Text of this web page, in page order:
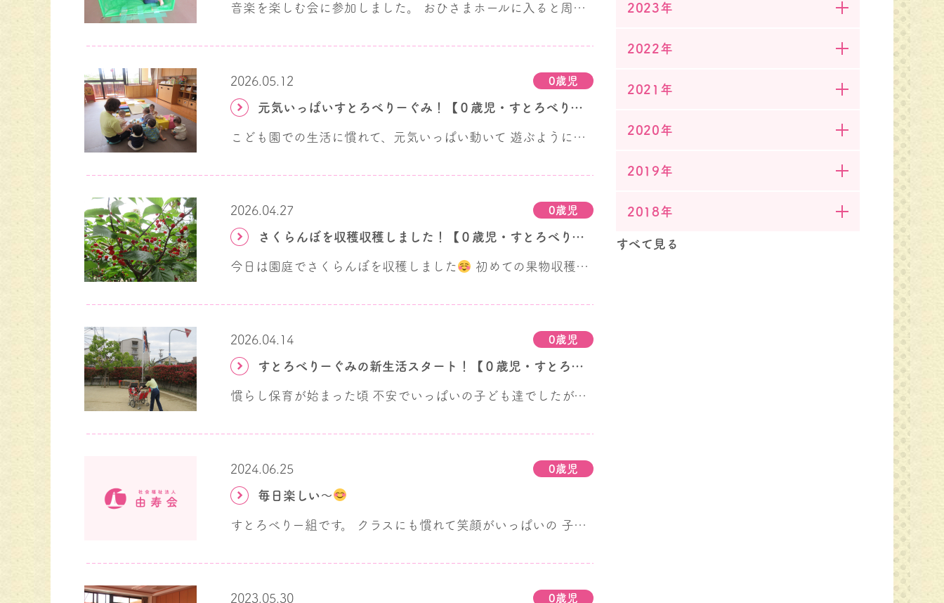
音楽を楽しむ会に参加しました。 おひさまホールに入ると周りをキョロキョロ、 色んなところが気になる子ども達。 舞台が開いて発表が始まると 足をピョンピョンと動かしたり、 お兄さんお姉さんに手を振ったり♪ お友達の歌声が心地良かったのか 途中で少し眠くなってしまう子もいましたが 最後まで楽しく参加しました。 お部屋では、トンネル遊びなどをして たくさん身体を動かしています。
2026.05.12 0歳児
元気いっぱいすとろべりーぐみ！【０歳児・すとろべりー組】
こども園での生活に慣れて、元気いっぱい動いて 遊ぶようになっている子ども達です。 テラスでの運動遊びでは、 段差や傾斜を上り下りして楽しんでいます。 積み木遊びでは同じ形を並べたり、 保育者が積んだ積み木を 「あ～！」と嬉しい声を出しながら倒したり
2026.04.27 0歳児
さくらんぼを収穫収穫しました！【０歳児・すとろべりー組】
今日は園庭でさくらんぼを収穫しました 初めての果物収穫で みんな不思議そうにしていましたが、 収穫したさくらんぼを近くで見せると 手を伸ばしたり、手に持ってじーっと見ていました♪ お部屋でもままごと遊びをして 食べ物に興味津々の子ども達です
2026.04.14 0歳児
すとろべりーぐみの新生活スタート！【０歳児・すとろべりー組】
慣らし保育が始まった頃 不安でいっぱいの子ども達でしたが、 少しずつ慣れて好きな遊びを楽しんでいます。 お天気のいい日は バギーで園庭をお散歩したり日光浴したり♪ 手作りバスに乗って 園内も楽しくお散歩しています。
2024.06.25 0歳児
毎日楽しい～
すとろべりー組です。 クラスにも慣れて笑顔がいっぱいの 子ども達です。 来月もお楽しみ
2023.05.30 0歳児
2023年
2022年
2021年
2020年
2019年
2018年
すべて見る